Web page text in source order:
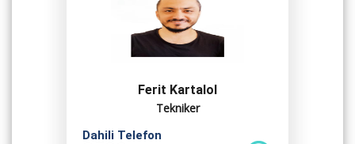
Ferit Kartalol
Tekniker
Dahili Telefon